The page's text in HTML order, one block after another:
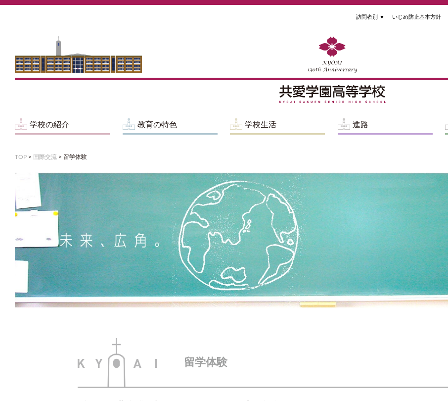
訪問者別 ▼ いじめ防止基本方針
学校の紹介 教育の特色 学校生活 進路
TOP > 国際交流 > 留学体験
留学体験